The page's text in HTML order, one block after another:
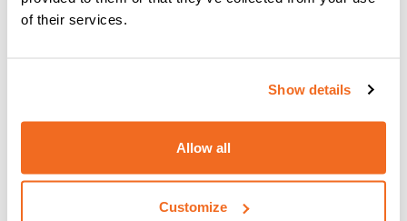
of their services.
Show details
Allow all
Customize
Hightech-Maschinenpark investieren sollten. Unabhängig
Produktivität steigern und zu einer deutlichen Bedrohung für
{{cta('6b2d3dac-9a1f-4ed3-b686-